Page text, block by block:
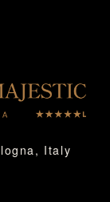
Italy